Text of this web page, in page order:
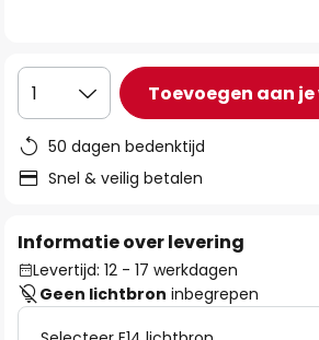
gallerij
1 Toevoegen aan
50 dagen bedenktijd
Snel & veilig betalen
Informatie over levering
Levertijd: 12 - 17 werkdagen
Geen lichtbron inbegrepen